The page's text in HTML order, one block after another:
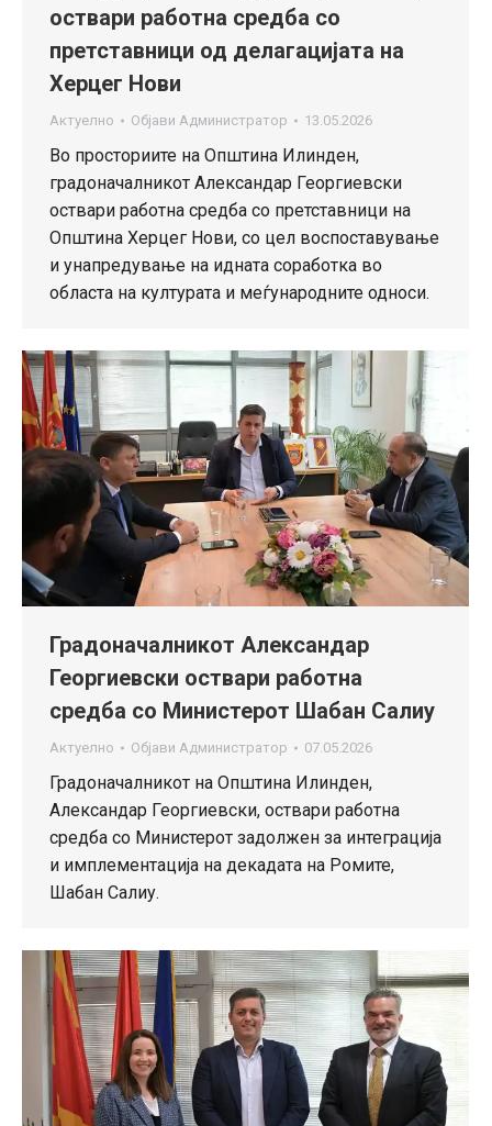
оствари работна средба со
претставници од делагацијата на
Херцег Нови
Актуелно Објави Администратор 13.05.2026
Во просториите на Општина Илинден,
градоначалникот Александар Георгиевски
оствари работна средба со претставници на
Општина Херцег Нови, со цел воспоставување
и унапредување на идната соработка во
областа на културата и меѓународните односи.
Градоначалникот Александар
Георгиевски оствари работна
средба со Министерот Шабан Салиу
Актуелно Објави Администратор 07.05.2026
Градоначалникот на Општина Илинден,
Александар Георгиевски, оствари работна
средба со Министерот задолжен за интеграција
и имплементација на декадата на Ромите,
Шабан Салиу.